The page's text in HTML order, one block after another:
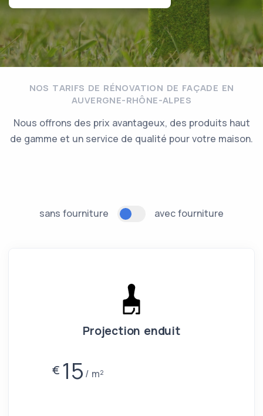
NOS TARIFS DE RÉNOVATION DE FAÇADE EN
AUVERGNE-RHÔNE-ALPES
Nous offrons des prix avantageux, des produits haut
de gamme et un service de qualité pour votre maison.
sans fourniture avec fourniture
Projection enduit
€ 15 m²